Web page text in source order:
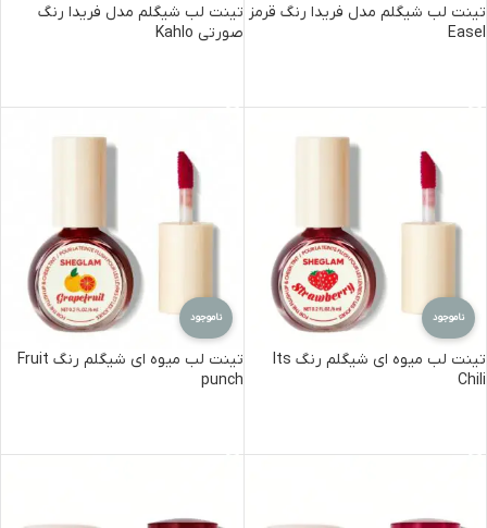
تینت لب شیگلم مدل فریدا رنگ قرمز
Easel
تینت لب شیگلم مدل فریدا رنگ
صورتی Kahlo
ناموجود
تینت لب میوه ای شیگلم رنگ Its
Chili
ناموجود
تینت لب میوه ای شیگلم رنگ Fruit
punch